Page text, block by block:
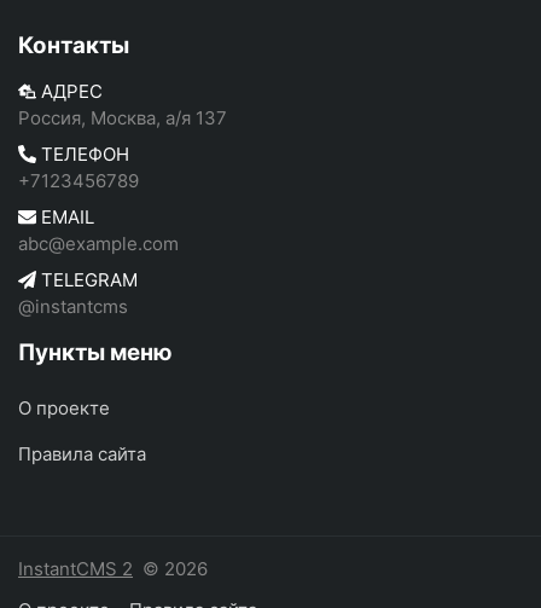
Контакты
АДРЕС
Россия, Москва, а/я 137
ТЕЛЕФОН
+7123456789
EMAIL
abc@example.com
TELEGRAM
@instantcms
Пункты меню
О проекте
Правила сайта
InstantCMS 2 © 2026